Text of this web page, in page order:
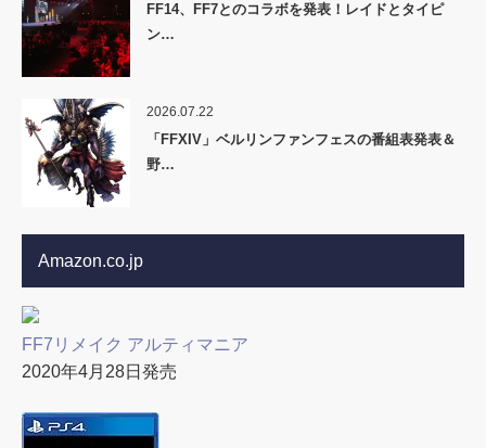
FF14、FF7とのコラボを発表！レイドとタイピ
ン…
2026.07.22
「FFXIV」ベルリンファンフェスの番組表発表＆
野…
Amazon.co.jp
FF7リメイク アルティマニア
2020年4月28日発売